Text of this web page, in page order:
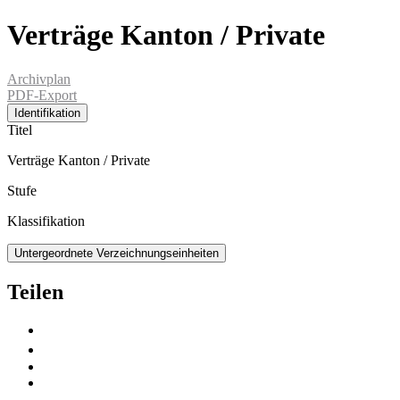
Verträge Kanton / Private
Archivplan
PDF-Export
Identifikation
Titel
Verträge Kanton / Private
Stufe
Klassifikation
Untergeordnete Verzeichnungseinheiten
Teilen